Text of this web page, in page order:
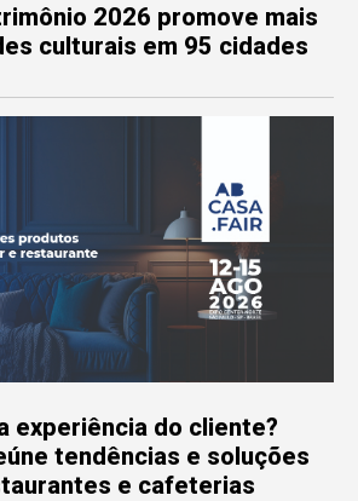
2026 promove mais
culturais em 95 cidades
experiência do cliente?
tendências e soluções
e cafeterias